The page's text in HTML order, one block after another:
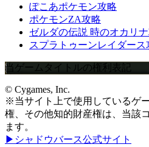
ぽこあポケモン攻略
ポケモンZA攻略
ゼルダの伝説 時のオカリ
スプラトゥーンレイダース
当ゲームタイトルの権利表記
© Cygames, Inc.
※当サイト上で使用しているゲ
権、その他知的財産権は、当該
ます。
▶シャドウバース公式サイト